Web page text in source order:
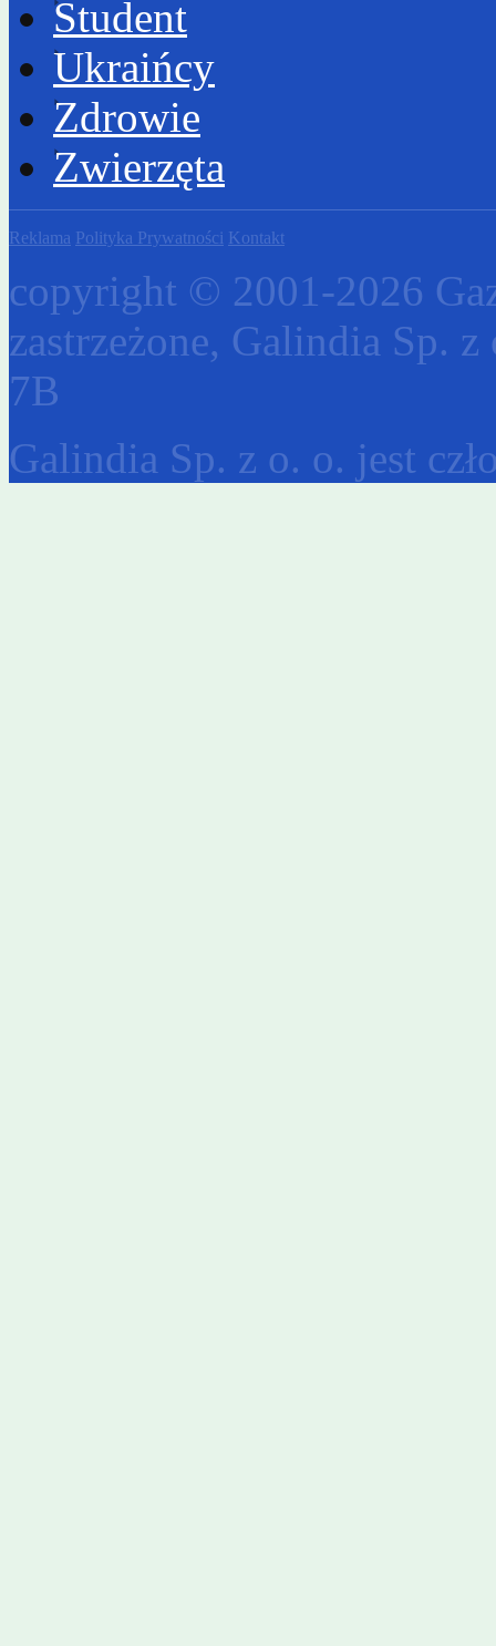
Student
Ukraińcy
Zdrowie
Zwierzęta
Reklama Polityka Prywatności Kontakt
copyright © 2001-2026
zastrzeżone, Galindia Sp.
7B
Galindia Sp. z o. o. jest